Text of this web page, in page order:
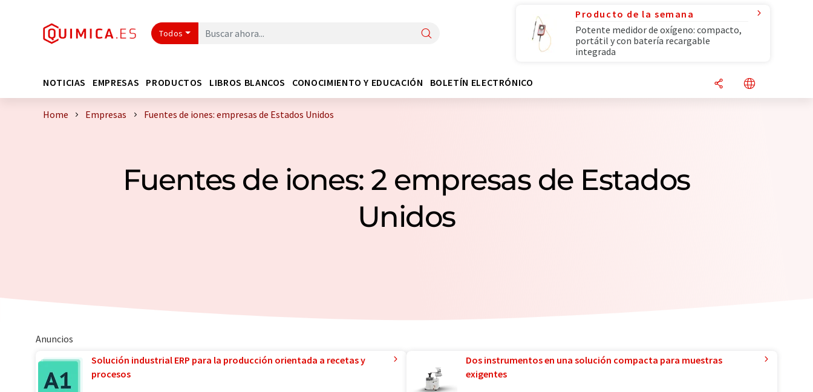
Todos
Producto de la semana
Potente medidor de oxígeno: compacto,
portátil y con batería recargable
integrada
NOTICIAS EMPRESAS PRODUCTOS LIBROS BLANCOS CONOCIMIENTO Y EDUCACIÓN BOLETÍN ELECTRÓNICO
Home Empresas Fuentes de iones: empresas de Estados Unidos
Fuentes de iones: 2 empresas de Estados
Unidos
Anuncios
Solución industrial ERP para la producción orientada a recetas y
procesos
Dos instrumentos en una solución compacta para muestras
exigentes